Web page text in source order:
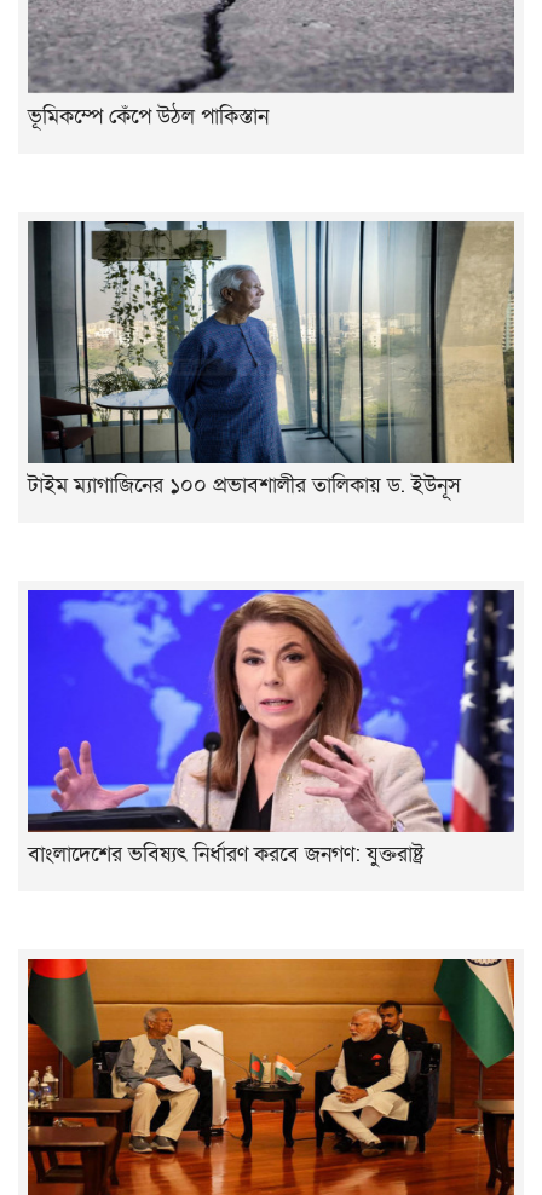
ভূমিকম্পে কেঁপে উঠল পাকিস্তান
টাইম ম্যাগাজিনের ১০০ প্রভাবশালীর তালিকায় ড. ইউনূস
বাংলাদেশের ভবিষ্যৎ নির্ধারণ করবে জনগণ: যুক্তরাষ্ট্র